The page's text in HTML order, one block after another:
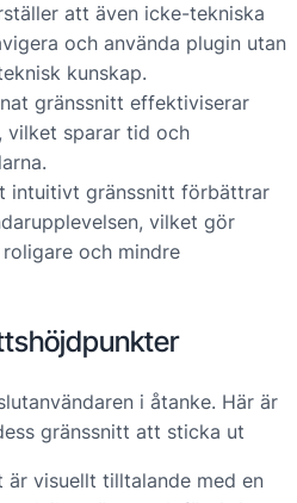
att även icke-tekniska
och använda plugin utan
kunskap.
gränssnitt effektiviserar
vilket sparar tid och
intuitivt gränssnitt förbättrar
vilket gör
och mindre
i åtanke. Här är
gränssnitt att sticka ut
är visuellt tilltalande med en